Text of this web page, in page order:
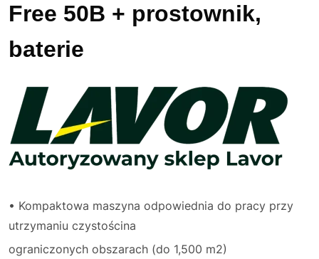
Free 50B + prostownik,
baterie
• Kompaktowa maszyna odpowiednia do pracy przy
utrzymaniu czystościna
ograniczonych obszarach (do 1,500 m2)